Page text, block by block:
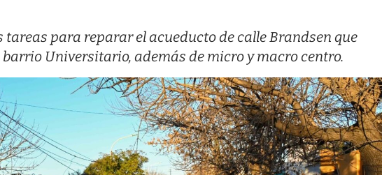
tareas para reparar el acueducto de calle Brandsen que
Universitario, además de micro y macro centro.